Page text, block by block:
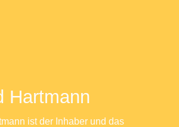
Hartmann
ist der Inhaber und das